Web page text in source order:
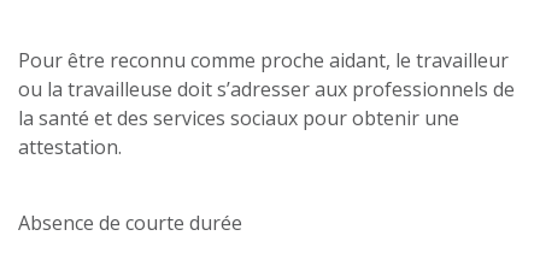
Pour être reconnu comme proche aidant, le travailleur
ou la travailleuse doit s’adresser aux professionnels de
la santé et des services sociaux pour obtenir une
attestation.
Absence de courte durée